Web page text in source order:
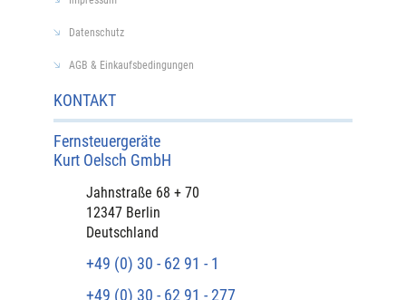
KONTAKT
Fernsteuergeräte
Kurt Oelsch GmbH​
​Jahnstraße 68 + 70
12347 Berlin
Deutschland
+49 (0) 30 - 62 91 - 1
+49 (0) 30 - 62 91 - 277
Datenschutz
AGB & Einkaufsbedingungen